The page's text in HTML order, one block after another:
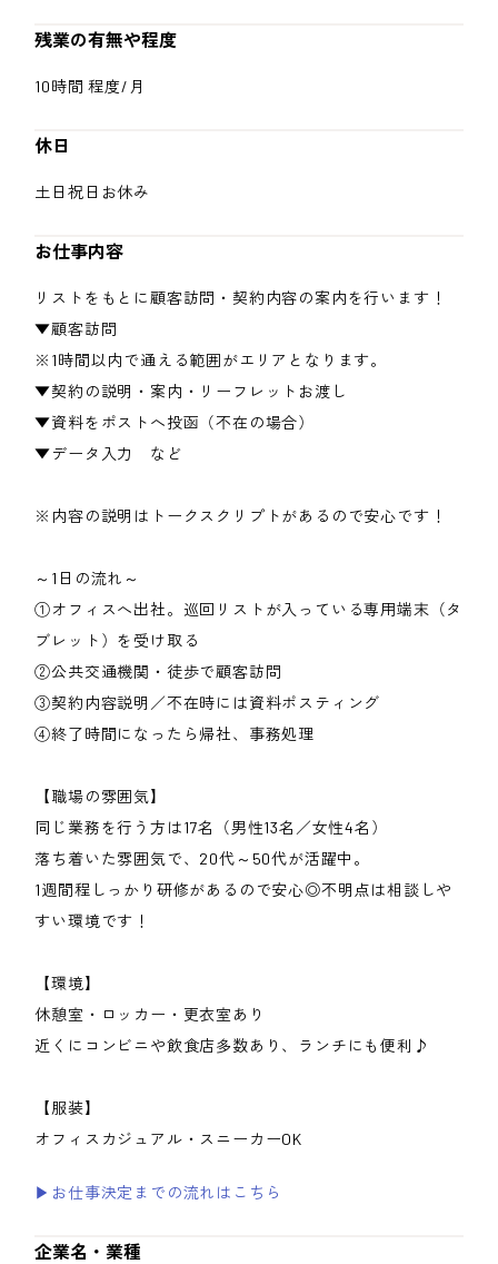
残業の有無や程度
10時間 程度/月
休日
土日祝日お休み
お仕事内容
リストをもとに顧客訪問・契約内容の案内を行います！
▼顧客訪問
※1時間以内で通える範囲がエリアとなります。
▼契約の説明・案内・リーフレットお渡し
▼資料をポストへ投函（不在の場合）
▼データ入力 など
※内容の説明はトークスクリプトがあるので安心です！
～1日の流れ～
①オフィスへ出社。巡回リストが入っている専用端末（タ
ブレット）を受け取る
②公共交通機関・徒歩で顧客訪問
③契約内容説明／不在時には資料ポスティング
④終了時間になったら帰社、事務処理
【職場の雰囲気】
同じ業務を行う方は17名（男性13名／女性4名）
落ち着いた雰囲気で、20代～50代が活躍中。
1週間程しっかり研修があるので安心◎不明点は相談しや
すい環境です！
【環境】
休憩室・ロッカー・更衣室あり
近くにコンビニや飲食店多数あり、ランチにも便利♪
【服装】
オフィスカジュアル・スニーカーOK
▶お仕事決定までの流れはこちら
企業名・業種